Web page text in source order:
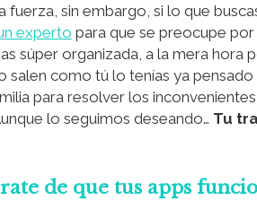
fuerza, sin embargo, si lo que
experto para que se preocupe
súper organizada, a la mera
salen como tú lo tenías ya
para resolver los
lo seguimos deseando… Tu
de que tus apps